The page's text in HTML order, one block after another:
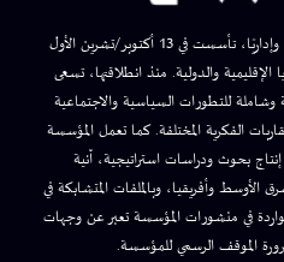
مؤسسة إعلامية وبحثية مستقلة ماليًا وإداريًا، تأسست في 13 أكتوبر/تشرين الأول
الإقليمية والدولية. منذ انطلاقتها، تسعى
وشاملة للتطورات السياسية والاجتماعية
الفكرية المختلفة. كما تعمل المؤسسة
بحوث ودراسات استراتيجية، آنية
وأفريقيا، وبالملفات المتشابكة في
في منشورات المؤسسة تعبر عن وجهات
الموقف الرسمي للمؤسسة.